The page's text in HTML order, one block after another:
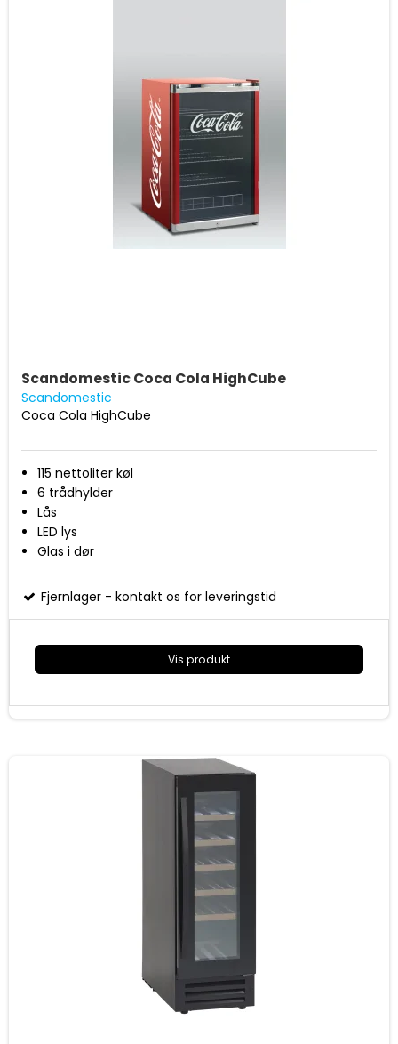
Scandomestic Coca Cola HighCube
Scandomestic
Coca Cola HighCube
115 nettoliter køl
6 trådhylder
Lås
LED lys
Glas i dør
84 cm høj
Energiklasse A+
Mål (HxBxD): 840x540x565 mm
Fjernlager - kontakt os for leveringstid
Vis produkt